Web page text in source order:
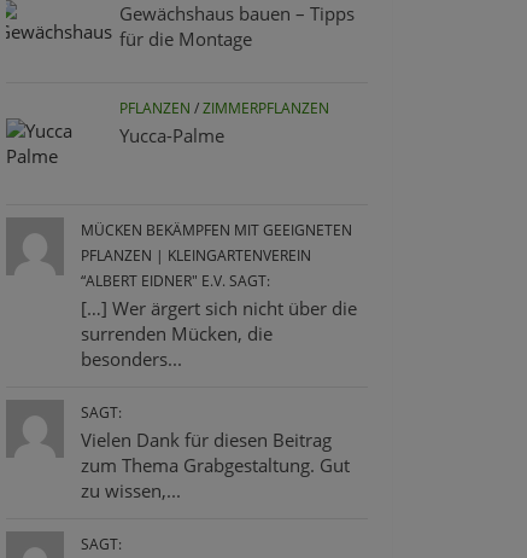
Gewächshaus bauen – Tipps
für die Montage
PFLANZEN /ZIMMERPFLANZEN
Yucca-Palme
MÜCKEN BEKÄMPFEN MIT GEEIGNETEN
PFLANZEN | KLEINGARTENVEREIN
“ALBERT EIDNER" E.V. SAGT:
[…] Wer ärgert sich nicht über die
surrenden Mücken, die
besonders...
SAGT:
Vielen Dank für diesen Beitrag
zum Thema Grabgestaltung. Gut
zu wissen,...
SAGT: